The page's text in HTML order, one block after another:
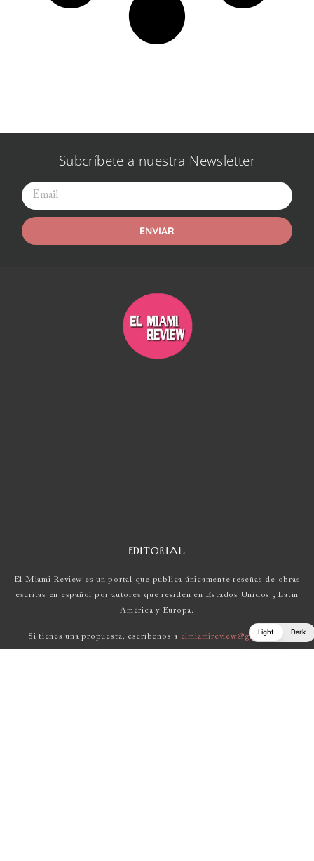
Subcríbete a nuestra Newsletter
ENVIAR
EDITORIAL
El Miami Review es un portal que publica únicamente reseñas de obras
escritas en español por autores que residen en Estados Unidos , Latin
América y Europa.
Si tienes una propuesta, escríbenos a elmiamireview@gmail.com
Light Dark